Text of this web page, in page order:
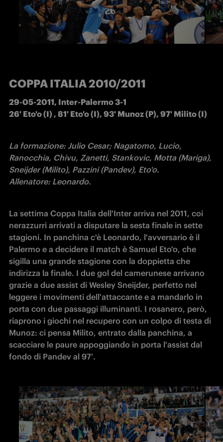
COPPA ITALIA 2010/2011
29-05-2011, Inter-Palermo 3-1
26' Eto'o (I) , 81' Eto'o (I), 93' Munoz (P), 97' Milito (I)
La formazione: Julio Cesar; Nagatomo, Lucio,
Ranocchia, Chivu, Zanetti, Stankovic, Motta (Mariga),
Sneijder (Milito), Pazzini (Pandev), Eto'o.
Allenatore: Leonardo.
La settima Coppa Italia dell'Inter arriva nel 2011, coi
nerazzurri arrivati a disputare la sesta finale in sette
stagioni. In panchina c'è Leonardo, l'avversario è il
Palermo e a decidere il match è Samuel Eto'o, che
sigilla una grande stagione con la doppietta che
indirizza la finale. I due gol del camerunese arrivano
grazie a due assist di Wesley Sneijder, perfetto nel
leggere i movimenti dell'attaccante e a mandarlo in
porta con due passaggi illuminanti. I rosanero, però,
riaprono i giochi nel recupero con un colpo di testa di
Munoz: ci pensa Milito, entrato dalla panchina, a
scacciare le paure appoggiando in porta l'assist dal
fondo di Pandev al 97'.